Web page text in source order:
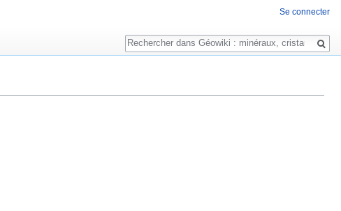
Se connecter
Rechercher